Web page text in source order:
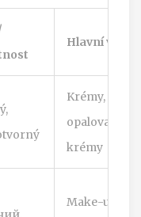
Hlavní
Krémy, oleje,
opalovací
krémy
Make-up,